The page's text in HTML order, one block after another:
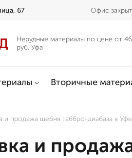
67 Офис
Нерудные материалы по цене от
руб. Уфа
Вторичные
и продажа щебня габбро-диабаза в Уфе
и